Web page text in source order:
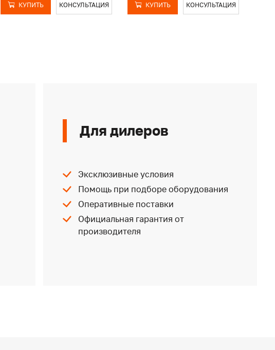
КУПИТЬ КОНСУЛЬТАЦИЯ КУПИТЬ КОНСУЛЬТАЦИЯ
Для дилеров
Эксклюзивные условия
Помощь при подборе оборудования
Оперативные поставки
Официальная гарантия от
производителя